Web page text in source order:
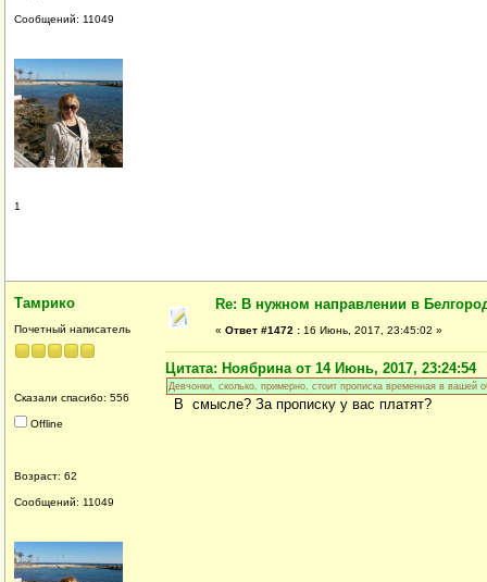
Сообщений: 11049
1
Тамрико
Почетный написатель
Сказали спасибо: 556
Offline
Возраст: 62
Сообщений: 11049
Re: В нужном направлении в
« Ответ #1472 : 16 Июнь, 2017, 23:45:02 »
Цитата: Ноябрина от 14 Июнь, 2017, 23:24:54
Девчонки, сколько, примерно, стоит прописка временная в вашей
В смысле? За прописку у вас платят?